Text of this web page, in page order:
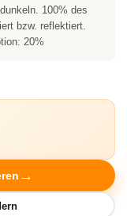
100% des
bzw. reflektiert.
20%